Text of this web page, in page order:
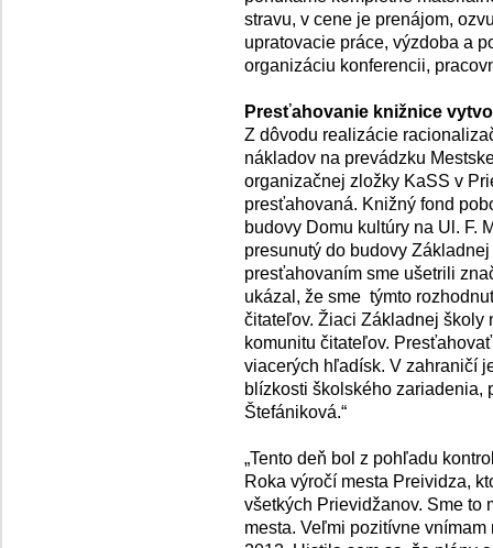
stravu, v cene je prenájom,
upratovacie práce, výzdoba a
organizáciu konferencii,
Presťahovanie knižnice
Z dôvodu realizácie
nákladov na prevádzku
organizačnej zložky KaSS v
presťahovaná. Knižný fond
budovy Domu kultúry na Ul. F.
presunutý do budovy
presťahovaním sme ušetrili
ukázal, že sme týmto
čitateľov. Žiaci Základnej školy
komunitu čitateľov.
viacerých hľadísk. V zahraničí
blízkosti školského zariadenia,
Štefániková.“
„Tento deň bol z pohľadu
Roka výročí mesta Preividza,
všetkých Prievidžanov. Sme to
mesta. Veľmi pozitívne